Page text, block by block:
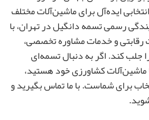
ایده‌آل برای ماشین‌آلات مختلف
رسمی تسمه دانگیل در تهران، با
رقابتی و خدمات مشاوره تخصصی،
جلب کند. اگر به دنبال تسمه‌ای
ماشین‌آلات کشاورزی خود هستید،
برای شماست. با ما تماس بگیرید و